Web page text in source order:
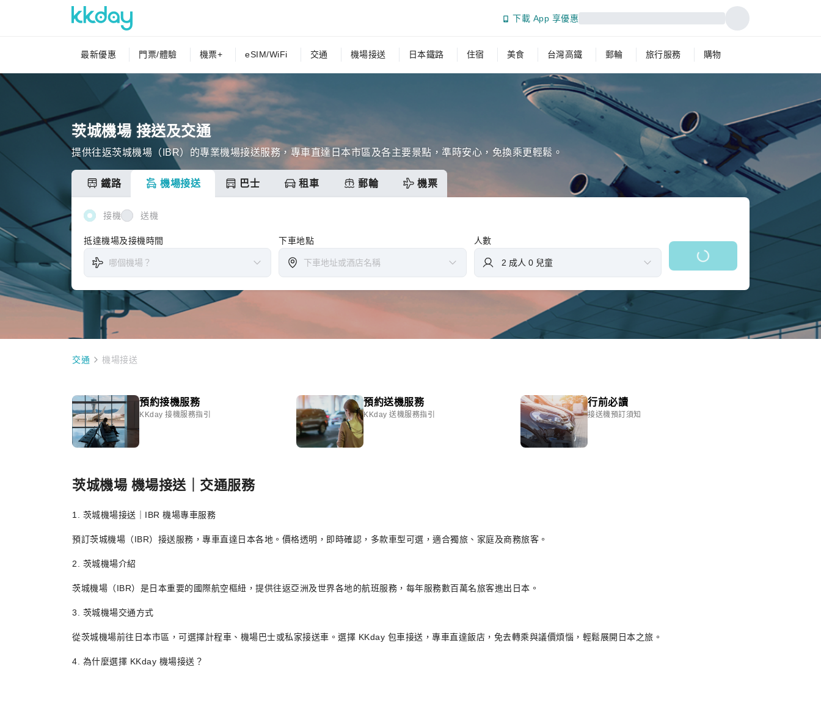
下載 App 享優惠
最新優惠 門票/體驗 機票+ eSIM/WiFi 交通 機場接送 日本鐵路 住宿 美食 台灣高鐵 郵輪 旅行服務 購物
茨城機場 接送及交通
提供往返茨城機場（IBR）的專業機場接送服務，專車直達日本市區及各主要景點，準時安心，免換乘更輕鬆。
鐵路 機場接送 巴士 租車 郵輪 機票
接機 送機
抵達機場及接機時間 下車地點 人數
交通 機場接送
預約接機服務
KKday 接機服務指引
預約送機服務
KKday 送機服務指引
行前必讀
接送機預訂須知
茨城機場 機場接送｜交通服務
1. 茨城機場接送｜IBR 機場專車服務
預訂茨城機場（IBR）接送服務，專車直達日本各地。價格透明，即時確認，多款車型可選，適合獨旅、家庭及商務旅客。
2. 茨城機場介紹
茨城機場（IBR）是日本重要的國際航空樞紐，提供往返亞洲及世界各地的航班服務，每年服務數百萬名旅客進出日本。
3. 茨城機場交通方式
從茨城機場前往日本市區，可選擇計程車、機場巴士或私家接送車。選擇 KKday 包車接送，專車直達飯店，免去轉乘與議價煩惱，輕鬆展開日本之旅。
4. 為什麼選擇 KKday 機場接送？